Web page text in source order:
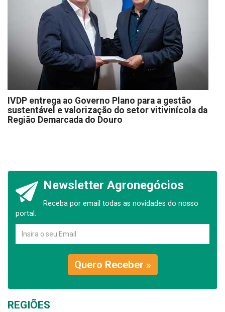
IVDP entrega ao Governo Plano para a gestão
sustentável e valorização do setor vitivinícola da
Região Demarcada do Douro
Newsletter Agronegócios
Receba por email todas as novidades do nosso
portal.
Quero Receber »
REGIÕES